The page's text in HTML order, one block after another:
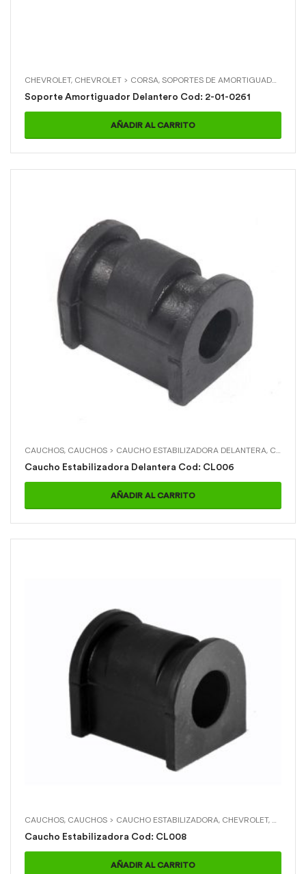
CHEVROLET, CHEVROLET > CORSA,SOPORTES DE AMORTIGUADOR
Soporte Amortiguador Delantero Cod: 2-01-0261
AÑADIR AL CARRITO
CAUCHOS, CAUCHOS > CAUCHO ESTABILIZADORA DELANTERA, CHEVROLET
Caucho Estabilizadora Delantera Cod: CL006
AÑADIR AL CARRITO
CAUCHOS, CAUCHOS > CAUCHO ESTABILIZADORA, CHEVROLET,
Caucho Estabilizadora Cod: CL008
AÑADIR AL CARRITO